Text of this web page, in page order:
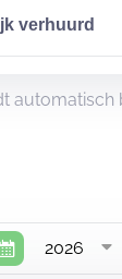
verhuurd
automatisch
2026